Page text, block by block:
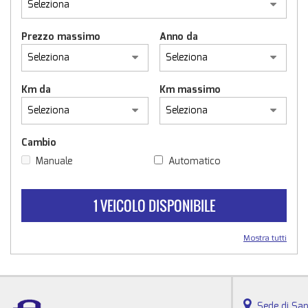
Prezzo massimo Anno da
Km da Km massimo
Cambio
Manuale
Automatico
1 VEICOLO DISPONIBILE
Mostra tutti